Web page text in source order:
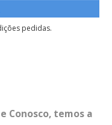
pedidas.
Conosco, temos a